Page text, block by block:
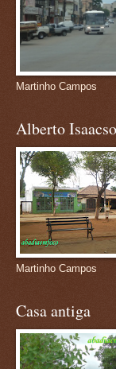
Martinho Campos
Alberto
Martinho Campos
Casa antiga